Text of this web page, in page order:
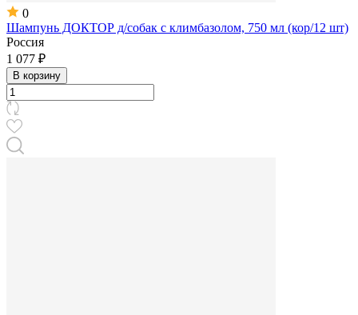
0
Шампунь ДОКТОР д/собак с климбазолом, 750 мл (кор/12 шт)
Россия
1 077 ₽
В корзину